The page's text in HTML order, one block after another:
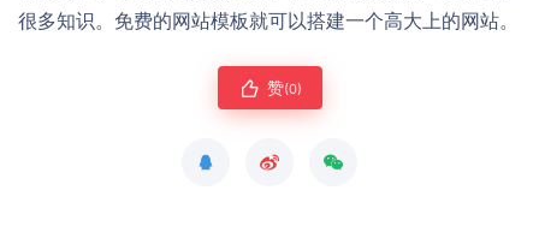
很多知识。免费的网站模板就可以搭建一个高大上的网站。
赞(0)